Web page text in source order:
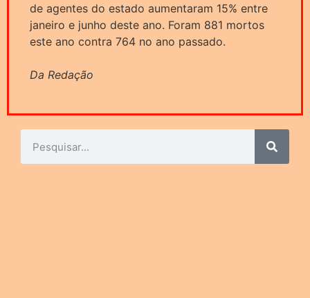
de agentes do estado aumentaram 15% entre
janeiro e junho deste ano. Foram 881 mortos
este ano contra 764 no ano passado.
Da Redação